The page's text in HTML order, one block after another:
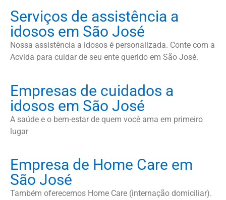
Serviços de assistência a
idosos em São José
Nossa assistência a idosos é personalizada. Conte com a
Acvida para cuidar de seu ente querido em São José.
Empresas de cuidados a
idosos em São José
A saúde e o bem-estar de quem você ama em primeiro
lugar
Empresa de Home Care em
São José
Também oferecemos Home Care (internação domiciliar).